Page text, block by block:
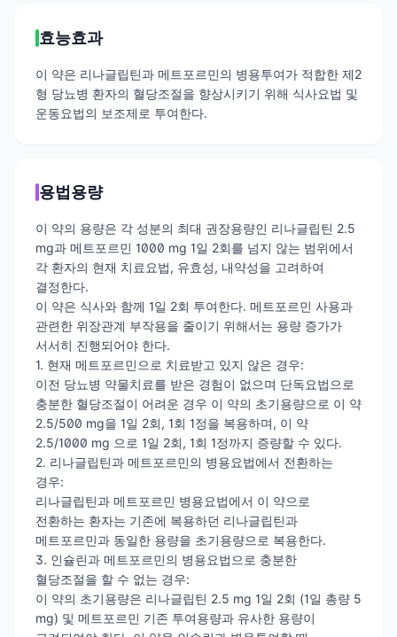
효능효과
이 약은 리나글립틴과 메트포르민의 병용투여가 적합한 제2
형 당뇨병 환자의 혈당조절을 향상시키기 위해 식사요법 및
운동요법의 보조제로 투여한다.
용법용량
이 약의 용량은 각 성분의 최대 권장용량인 리나글립틴 2.5
mg과 메트포르민 1000 mg 1일 2회를 넘지 않는 범위에서
각 환자의 현재 치료요법, 유효성, 내약성을 고려하여
결정한다.
이 약은 식사와 함께 1일 2회 투여한다. 메트포르민 사용과
관련한 위장관계 부작용을 줄이기 위해서는 용량 증가가
서서히 진행되어야 한다.
1. 현재 메트포르민으로 치료받고 있지 않은 경우:
이전 당뇨병 약물치료를 받은 경험이 없으며 단독요법으로
충분한 혈당조절이 어려운 경우 이 약의 초기용량으로 이 약
2.5/500 mg을 1일 2회, 1회 1정을 복용하며, 이 약
2.5/1000 mg 으로 1일 2회, 1회 1정까지 증량할 수 있다.
2. 리나글립틴과 메트포르민의 병용요법에서 전환하는
경우:
리나글립틴과 메트포르민 병용요법에서 이 약으로
전환하는 환자는 기존에 복용하던 리나글립틴과
메트포르민과 동일한 용량을 초기용량으로 복용한다.
3. 인슐린과 메트포르민의 병용요법으로 충분한
혈당조절을 할 수 없는 경우:
이 약의 초기용량은 리나글립틴 2.5 mg 1일 2회 (1일 총량 5
mg) 및 메트포르민 기존 투여용량과 유사한 용량이